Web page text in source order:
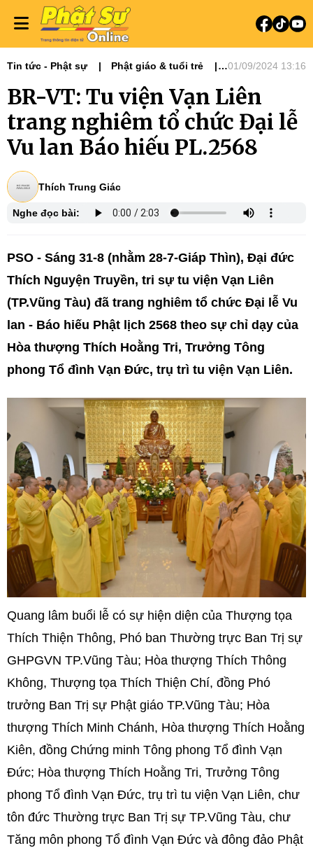
Tin tức - Phật sự
Phật giáo & tuổi trẻ
01/09/2024 13:16
BR-VT: Tu viện Vạn Liên
trang nghiêm tổ chức Đại lễ
Vu lan Báo hiếu PL.2568
Thích Trung Giác
Nghe đọc bài:
PSO - Sáng 31-8 (nhằm 28-7-Giáp Thìn), Đại đức
Thích Nguyện Truyền, tri sự tu viện Vạn Liên
(TP.Vũng Tàu) đã trang nghiêm tổ chức Đại lễ Vu
lan - Báo hiếu Phật lịch 2568 theo sự chỉ dạy của
Hòa thượng Thích Hoằng Tri, Trưởng Tông
phong Tổ đình Vạn Đức, trụ trì tu viện Vạn Liên.
Quang lâm buổi lễ có sự hiện diện của Thượng tọa
Thích Thiện Thông, Phó ban Thường trực Ban Trị sự
GHPGVN TP.Vũng Tàu; Hòa thượng Thích Thông
Không, Thượng tọa Thích Thiện Chí, đồng Phó
trưởng Ban Trị sự Phật giáo TP.Vũng Tàu; Hòa
thượng Thích Minh Chánh, Hòa thượng Thích Hoằng
Kiên, đồng Chứng minh Tông phong Tổ đình Vạn
Đức; Hòa thượng Thích Hoằng Tri, Trưởng Tông
phong Tổ đình Vạn Đức, trụ trì tu viện Vạn Liên, chư
tôn đức Thường trực Ban Trị sự TP.Vũng Tàu, chư
Tăng môn phong Tổ đình Vạn Đức và đông đảo Phật